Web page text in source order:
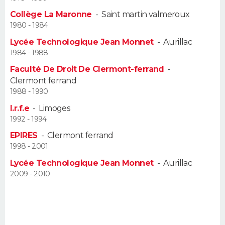
Alimentation
Guide de la santé
Maladies
Médicaments
Sommeil
VOYAGE
Destinations
City break
Voyage nature
Voyage de noces
Forum
Climat
+
PHOTO
GUIDES D'ACHAT
BONS PLANS
CARTE DE VOEUX
Carte de Noël
Carte Bonne année
Carte Saint-Valentin
Carte Pâques
Carte d'anniversaire
DICTIONNAIRE
Dictionnaire
Biographies
Citations
Expressions
Proverbes
PROGRAMME TV
Collège La Maronne -Saint martin valmeroux
1980 - 1984
Lycée Technologique Jean Monnet- Aurillac
1984 - 1988
Faculté De Droit De Clermont-ferrand
-
Clermont ferrand
1988 - 1990
I.r.f.e - Limoges
1992 - 1994
EPIRES - Clermont ferrand
1998 - 2001
Lycée Technologique Jean Monnet- Aurillac
2009 - 2010